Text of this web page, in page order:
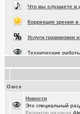
Коррекция зрения
Услуги гравировки
Технические
Смысл жизни и
Ваш топ
СИМ(Aljexeй)
Омск
Новости
Это специальный
Редактор раздела: